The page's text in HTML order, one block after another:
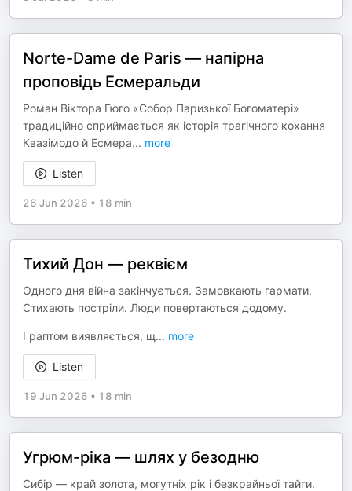
Norte-Dame de Paris — напірна
проповідь Есмеральди
Роман Віктора Гюго «Собор Паризької Богоматері»
традиційно сприймається як історія трагічного кохання
Квазімодо й Есмера... more
Listen
26 Jun 2026 • 18 min
Тихий Дон — реквієм
Одного дня війна закінчується. Замовкають гармати.
Стихають постріли. Люди повертаються додому.
І раптом виявляється, щ... more
Listen
19 Jun 2026 • 18 min
Угрюм-ріка — шлях у безодню
Сибір — край золота, могутніх рік і безкрайньої тайги.